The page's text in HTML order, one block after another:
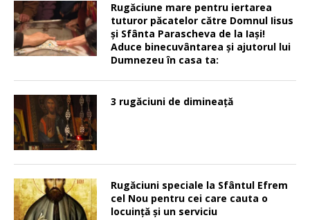
Rugăciune mare pentru iertarea
tuturor păcatelor către Domnul Iisus
şi Sfânta Parascheva de la Iaşi!
Aduce binecuvântarea şi ajutorul lui
Dumnezeu în casa ta:
3 rugăciuni de dimineață
Rugăciuni speciale la Sfântul Efrem
cel Nou pentru cei care cauta o
locuinţă şi un serviciu